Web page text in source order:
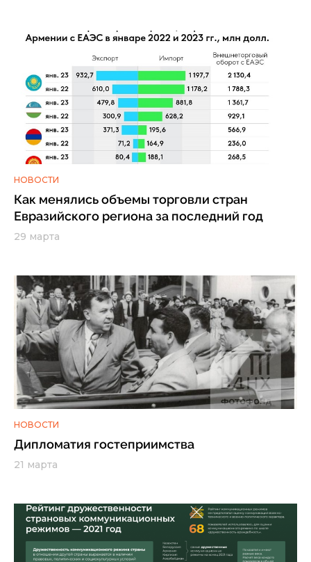
НОВОСТИ
Как менялись объемы торговли стран
Евразийского региона за последний год
29 марта
НОВОСТИ
Дипломатия гостеприимства
21 марта